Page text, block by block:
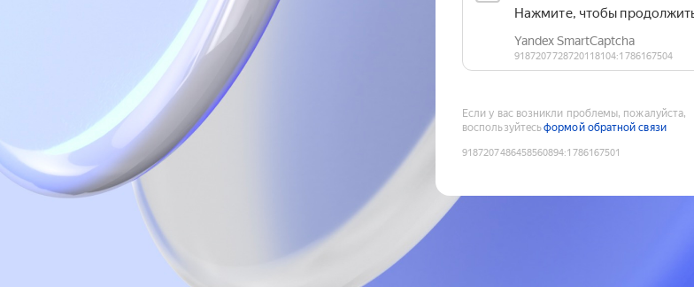
Если у вас возникли проблемы, пожалуйста,
воспользуйтесьформой обратной связи
9187207486458560894:1786167501